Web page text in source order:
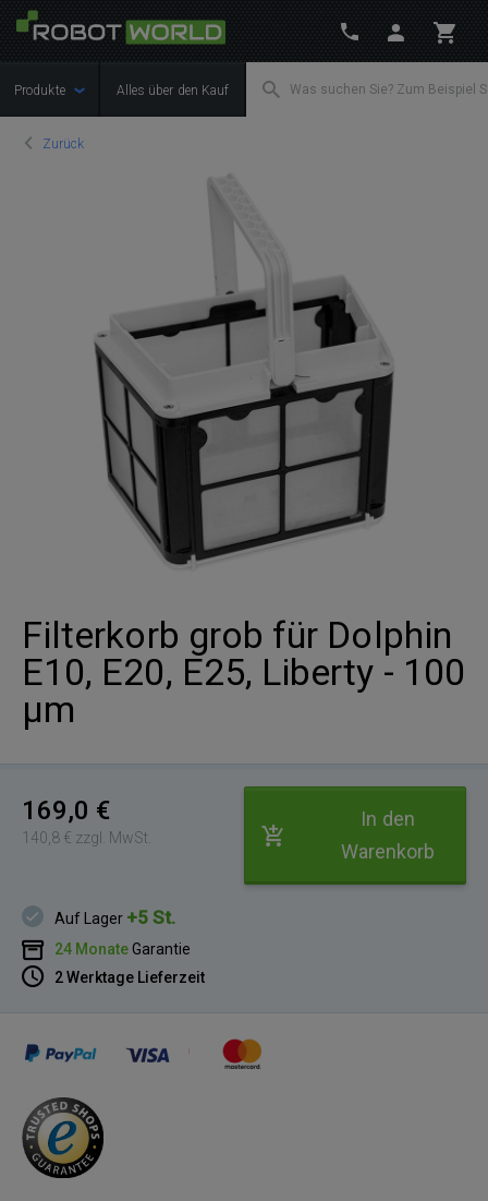
Produkte Alles über den Kauf
Zurück
Filterkorb grob für Dolphin
E10, E20, E25, Liberty - 100
µm
169,0 €
140,8 € zzgl. MwSt.
In den
Warenkorb
Auf Lager +5 St.
24 MonateGarantie
2 Werktage Lieferzeit